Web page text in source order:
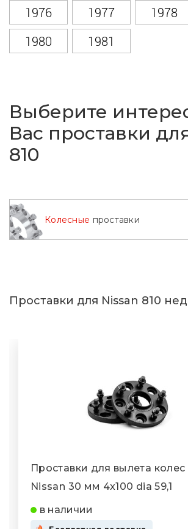
1976 1977 1978
1980
1981
Выберите
Вас проставки
810
Колесные проставки
Проставки для Nissan 810
Проставки для вылета колес
Nissan 30 мм 4x100 dia 59,1
в наличии